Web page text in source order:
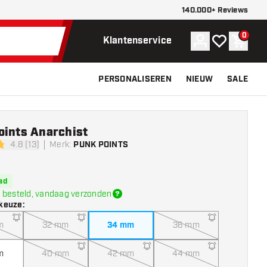
140.000+ Reviews
Klantenservice Account
Mijn 0
PERSONALISEREN NIEUW SALE
4.8 (13) Merk: PUNK POINTS
Anarchist
vandaag verzonden
:
32 mm 34 mm 36 mm
40 mm 42 mm 44 mm